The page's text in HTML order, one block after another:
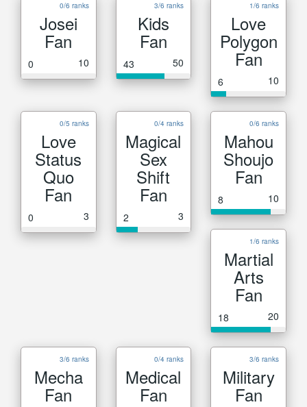
0/6 ranks
Josei
Fan
0 10
3/6 ranks
Kids
Fan
43 50
1/6 ranks
Love
Polygon
Fan
6 10
0/5 ranks
Love
Status
Quo
Fan
0 3
0/4 ranks
Magical
Sex
Shift
Fan
2 3
0/6 ranks
Mahou
Shoujo
Fan
8 10
1/6 ranks
Martial
Arts
Fan
18 20
3/6 ranks
Mecha
Fan
0/4 ranks
Medical
Fan
3/6 ranks
Military
Fan